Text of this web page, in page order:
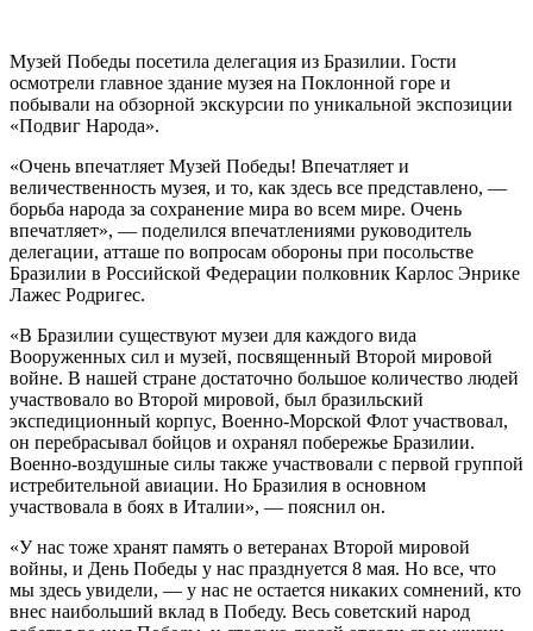
Музей Победы посетила делегация из Бразилии. Гости
осмотрели главное здание музея на Поклонной горе и
побывали на обзорной экскурсии по уникальной экспозиции
«Подвиг Народа».
«Очень впечатляет Музей Победы! Впечатляет и
величественность музея, и то, как здесь все представлено, —
борьба народа за сохранение мира во всем мире. Очень
впечатляет», — поделился впечатлениями руководитель
делегации, атташе по вопросам обороны при посольстве
Бразилии в Российской Федерации полковник Карлос Энрике
Лажес Родригес.
«В Бразилии существуют музеи для каждого вида
Вооруженных сил и музей, посвященный Второй мировой
войне. В нашей стране достаточно большое количество людей
участвовало во Второй мировой, был бразильский
экспедиционный корпус, Военно-Морской Флот участвовал,
он перебрасывал бойцов и охранял побережье Бразилии.
Военно-воздушные силы также участвовали с первой группой
истребительной авиации. Но Бразилия в основном
участвовала в боях в Италии», — пояснил он.
«У нас тоже хранят память о ветеранах Второй мировой
войны, и День Победы у нас празднуется 8 мая. Но все, что
мы здесь увидели, — у нас не остается никаких сомнений, кто
внес наибольший вклад в Победу. Весь советский народ